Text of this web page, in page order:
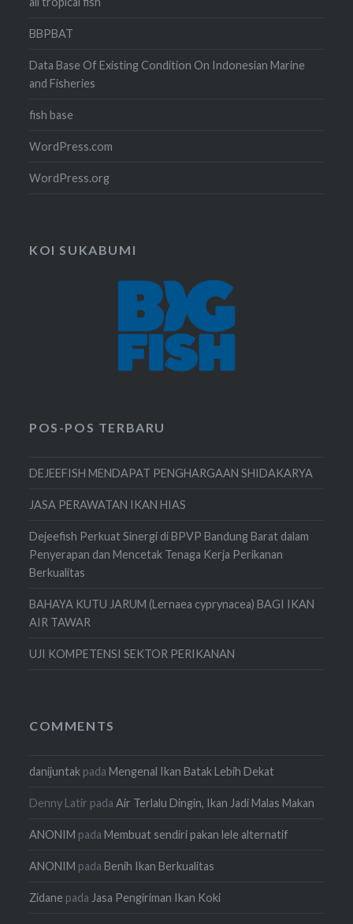
BBPBAT
Data Base Of Existing Condition On Indonesian Marine
and Fisheries
fish base
WordPress.com
WordPress.org
KOI SUKABUMI
POS-POS TERBARU
DEJEEFISH MENDAPAT PENGHARGAAN SHIDAKARYA
JASA PERAWATAN IKAN HIAS
Dejeefish Perkuat Sinergi di BPVP Bandung Barat dalam
Penyerapan dan Mencetak Tenaga Kerja Perikanan
Berkualitas
BAHAYA KUTU JARUM (Lernaea cyprynacea) BAGI IKAN
AIR TAWAR
UJI KOMPETENSI SEKTOR PERIKANAN
COMMENTS
danijuntak padaMengenal Ikan Batak Lebih Dekat
Denny Latir padaAir Terlalu Dingin, Ikan Jadi Malas Makan
ANONIM padaMembuat sendiri pakan lele alternatif
ANONIM padaBenih Ikan Berkualitas
Zidane pada Jasa Pengiriman Ikan Koki